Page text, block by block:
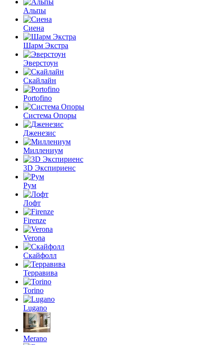
Альпы
Сиена
Шарм Экстра
Эверстоун
Скайлайн
Portofino
Система Опоры
Дженезис
Миллениум
3D Экспириенс
Рум
Лофт
Firenze
Verona
Скайфолл
Терравива
Torino
Lugano
Merano